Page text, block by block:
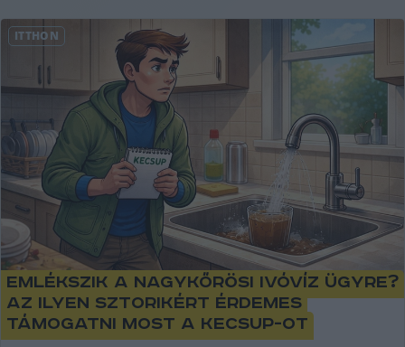
ITTHON
Emlékszik a nagykőrösi ivóvíz ügyre?
Az ilyen sztorikért érdemes
támogatni most a KecsUP-ot